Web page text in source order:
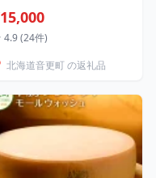
円 バター よつ葉バタ
有塩バター 発酵バター
海道産 生乳100% 冷蔵 北
A111】
(24件)
北海道音更町 の返礼品